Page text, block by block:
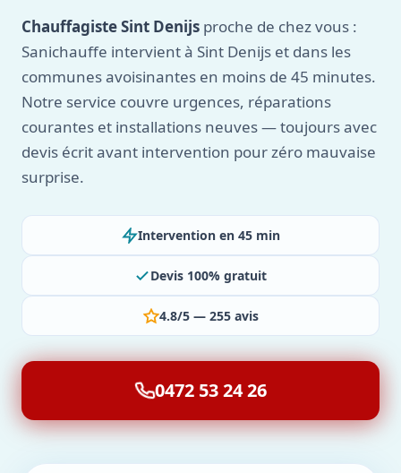
Chauffagiste Sint Denijs proche de chez vous :
Sanichauffe intervient à Sint Denijs et dans les
communes avoisinantes en moins de 45 minutes.
Notre service couvre urgences, réparations
courantes et installations neuves — toujours avec
devis écrit avant intervention pour zéro mauvaise
surprise.
Intervention en 45 min
Devis 100% gratuit
4.8/5 — 255 avis
0472 53 24 26